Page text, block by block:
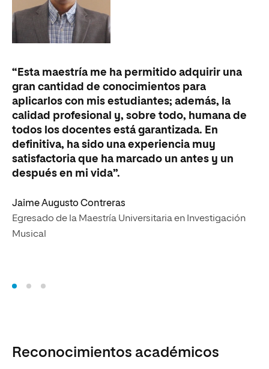
“Esta maestría me ha permitido adquirir una
gran cantidad de conocimientos para
aplicarlos con mis estudiantes; además, la
calidad profesional y, sobre todo, humana de
todos los docentes está garantizada. En
definitiva, ha sido una experiencia muy
satisfactoria que ha marcado un antes y un
después en mi vida”.
Jaime Augusto Contreras
Egresado de la Maestría Universitaria en Investigación
Musical
Reconocimientos académicos